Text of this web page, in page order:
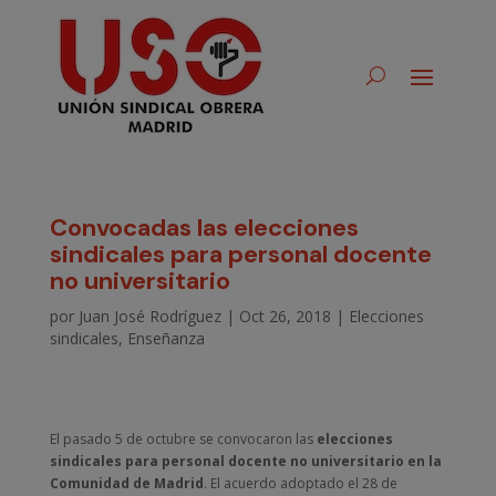
Convocadas las elecciones
sindicales para personal docente
no universitario
por Juan José Rodríguez| Oct 26, 2018 | Elecciones
sindicales, Enseñanza
El pasado 5 de octubre se convocaron las elecciones
sindicales para personal docente no universitario en la
Comunidad de Madrid. El acuerdo adoptado el 28 de